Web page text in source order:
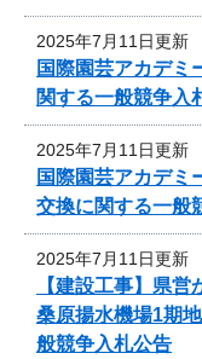
2025年7月11日更新
国際園芸アカデミ
関する一般競争入
2025年7月11日更新
国際園芸アカデミ
交換に関する一般
2025年7月11日更新
【建設工事】県営
桑原揚水機場1期
般競争入札公告